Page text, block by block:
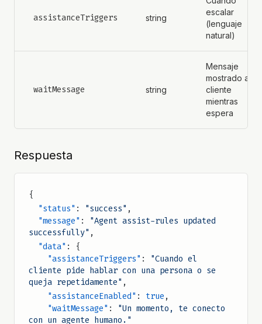
assistanceTriggers string
escalar
(lenguaje
natural)
waitMessage string
Mensaje
mostrado al
cliente
mientras
espera
Respuesta
{
  "status"
: "success" ,
  "message"
:
"Agent assist-rules updated
successfully" ,
  "data"
: {
    "assistanceTriggers"
:
"Cuando el
cliente pide hablar con una persona o se
queja repetidamente" ,
    "assistanceEnabled"
: true ,
    "waitMessage"
:
"Un momento, te conecto
con un agente humano."